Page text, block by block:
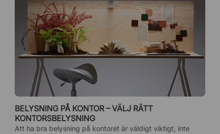
BELYSNING PÅ KONTOR – VÄLJ RÄTT
KONTORSBELYSNING
Att ha bra belysning på kontoret är väldigt viktigt, inte